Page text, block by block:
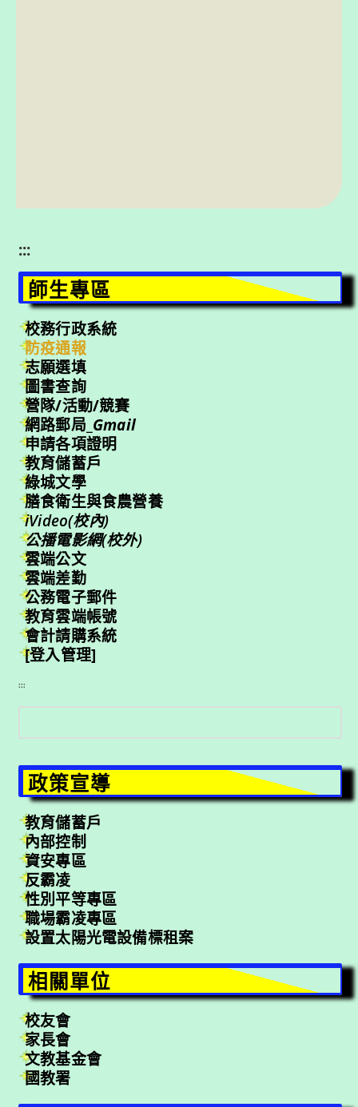
:::
師生專區
校務行政系統
防疫通報
志願選填
圖書查詢
營隊/活動/競賽
網路郵局_ Gmail
申請各項證明
教育儲蓄戶
綠城文學
膳食衛生與食農營養
iVideo(校內)
公播電影網(校外)
雲端公文
雲端差勤
公務電子郵件
教育雲端帳號
會計請購系統
[登入管理]
:::
搜
尋
政策宣導
教育儲蓄戶
內部控制
資安專區
反霸凌
性別平等專區
職場霸凌專區
設置太陽光電設備標租案
相關單位
校友會
家長會
文教基金會
國教署